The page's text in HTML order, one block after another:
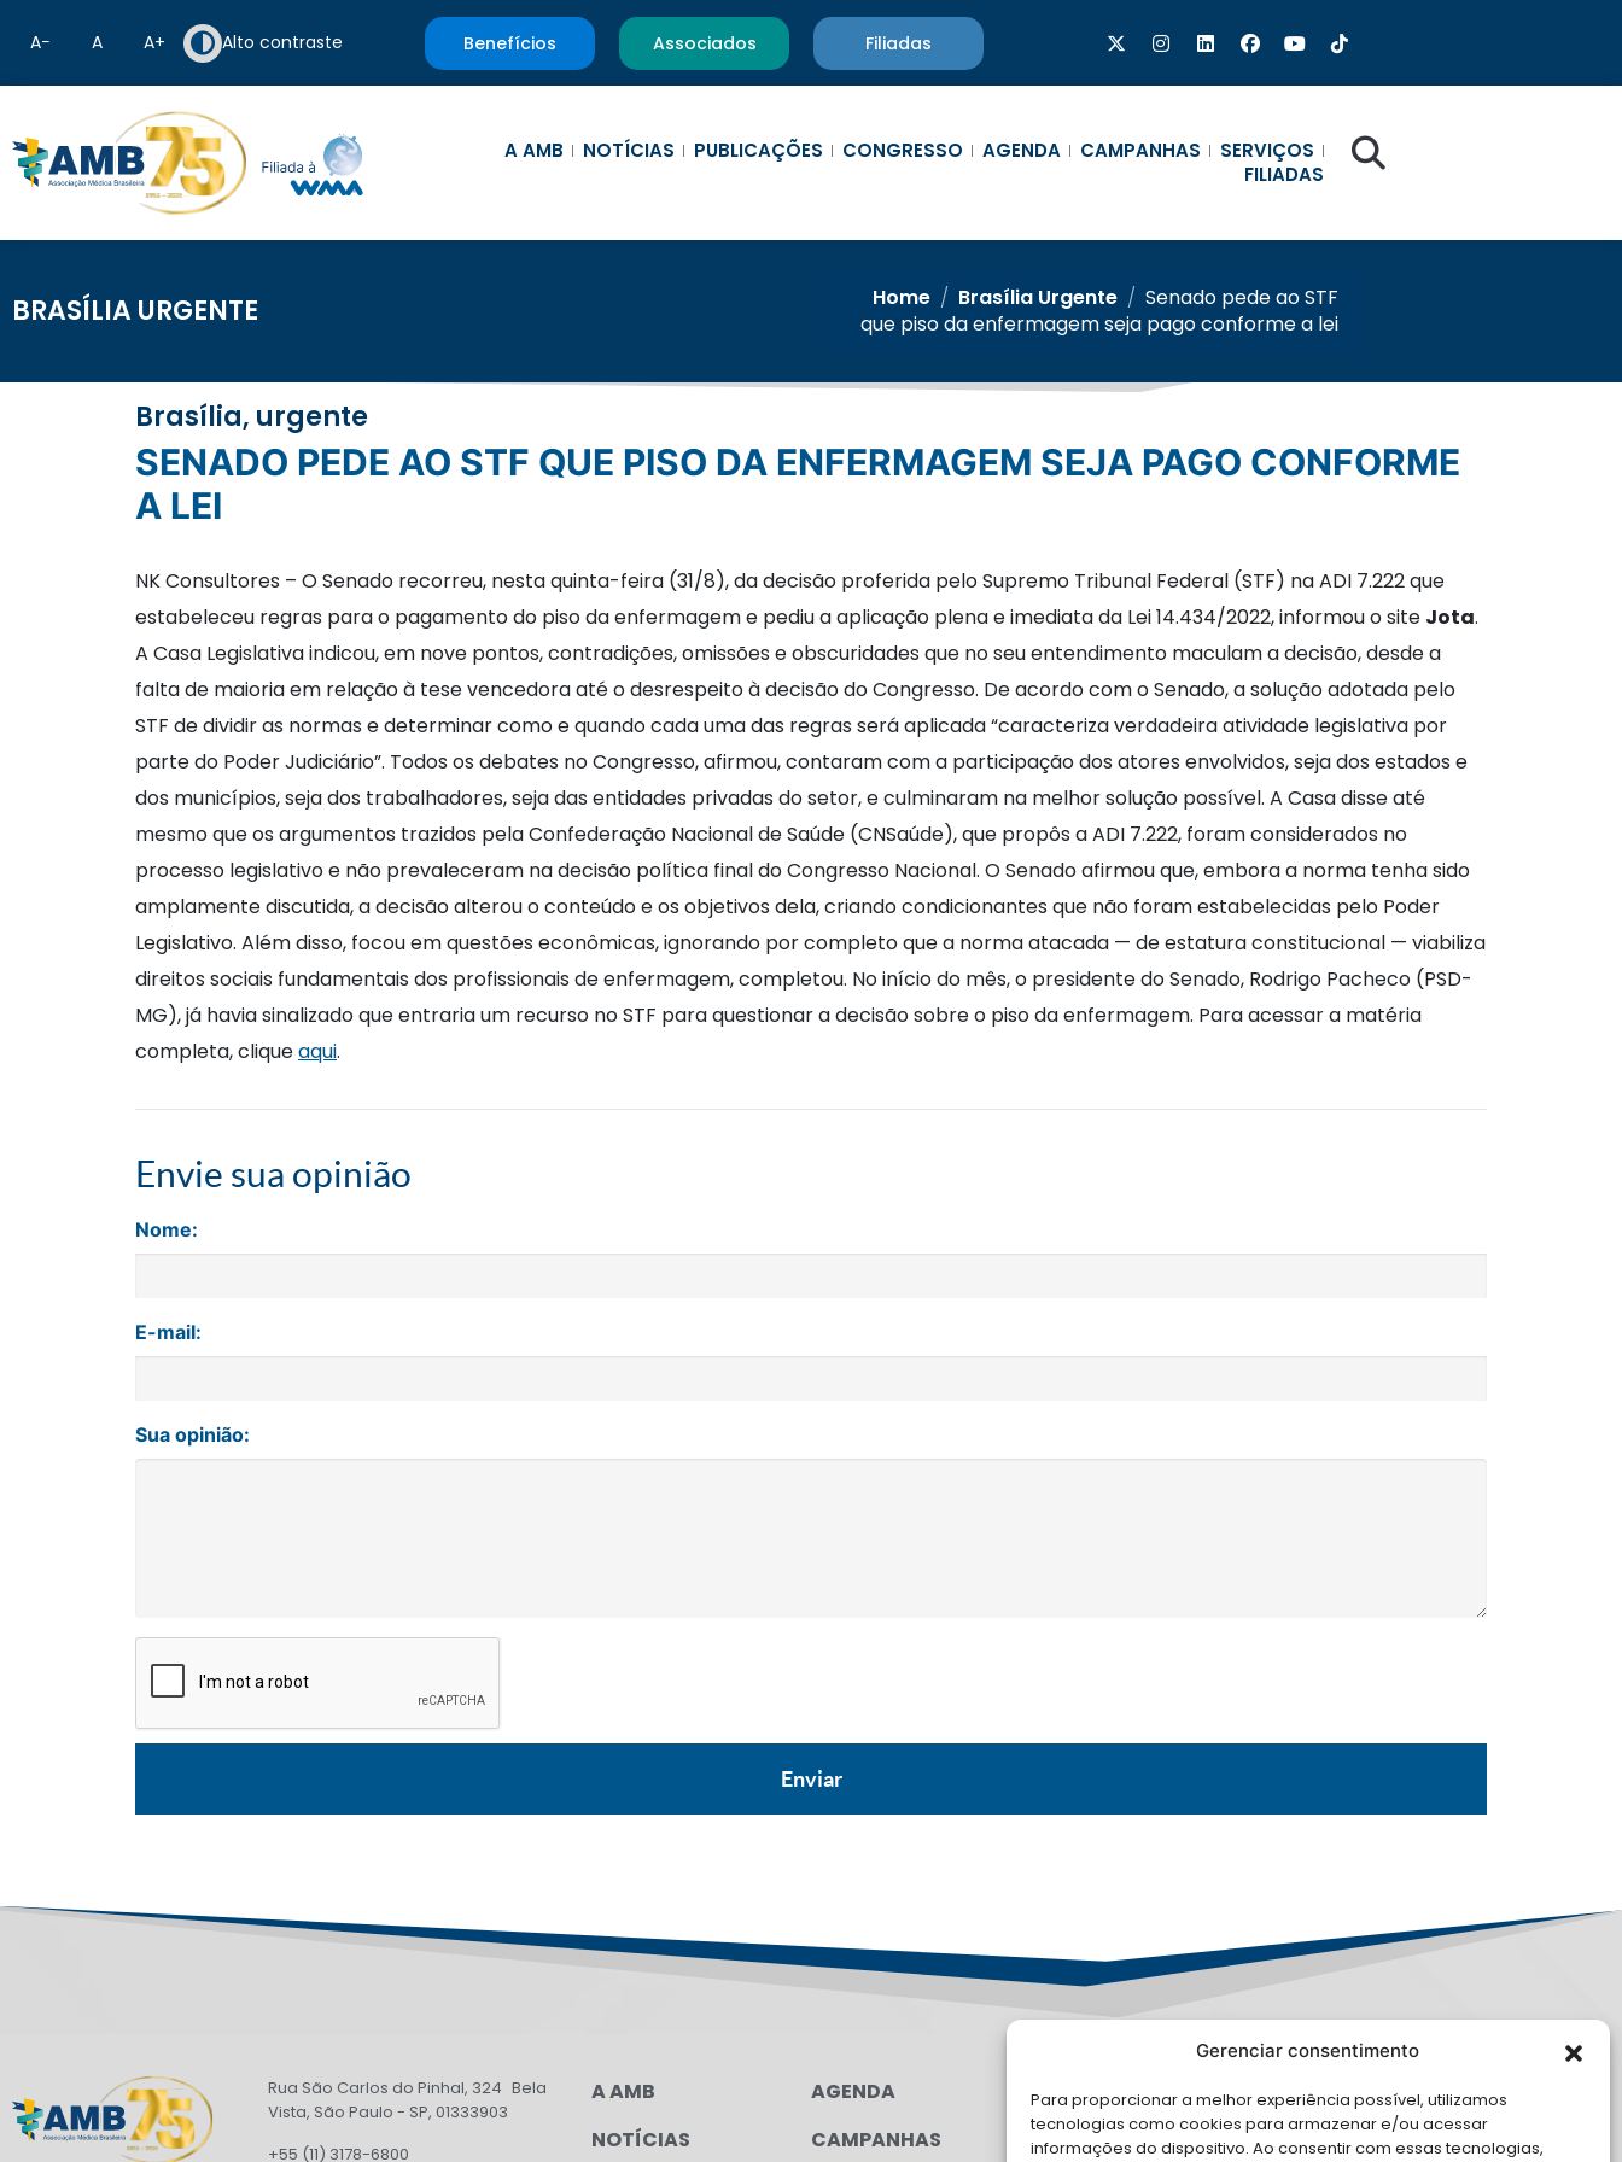
Gerenciar consentimento
Para proporcionar a melhor experiência possível, utilizamos
tecnologias como cookies para armazenar e/ou acessar
informações do dispositivo. Ao consentir com essas tecnologias,
A− A A+ Alto contraste Benefícios Associados Filiadas
A AMB NOTÍCIAS PUBLICAÇÕES CONGRESSO AGENDA CAMPANHAS
SERVIÇOS
FILIADAS
BRASÍLIA URGENTE Home / Brasília Urgente / Senado pede ao STF
que piso da enfermagem seja pago conforme a lei
Brasília, urgente
SENADO PEDE AO STF QUE PISO DA ENFERMAGEM SEJA PAGO CONFORME
A LEI
NK Consultores – O Senado recorreu, nesta quinta-feira (31/8), da decisão proferida pelo Supremo Tribunal Federal (STF) na ADI 7.222 que
estabeleceu regras para o pagamento do piso da enfermagem e pediu a aplicação plena e imediata da Lei 14.434/2022, informou o site Jota.
A Casa Legislativa indicou, em nove pontos, contradições, omissões e obscuridades que no seu entendimento maculam a decisão, desde a
falta de maioria em relação à tese vencedora até o desrespeito à decisão do Congresso. De acordo com o Senado, a solução adotada pelo
STF de dividir as normas e determinar como e quando cada uma das regras será aplicada “caracteriza verdadeira atividade legislativa por
parte do Poder Judiciário”. Todos os debates no Congresso, afirmou, contaram com a participação dos atores envolvidos, seja dos estados e
dos municípios, seja dos trabalhadores, seja das entidades privadas do setor, e culminaram na melhor solução possível. A Casa disse até
mesmo que os argumentos trazidos pela Confederação Nacional de Saúde (CNSaúde), que propôs a ADI 7.222, foram considerados no
processo legislativo e não prevaleceram na decisão política final do Congresso Nacional. O Senado afirmou que, embora a norma tenha sido
amplamente discutida, a decisão alterou o conteúdo e os objetivos dela, criando condicionantes que não foram estabelecidas pelo Poder
Legislativo. Além disso, focou em questões econômicas, ignorando por completo que a norma atacada — de estatura constitucional — viabiliza
direitos sociais fundamentais dos profissionais de enfermagem, completou. No início do mês, o presidente do Senado, Rodrigo Pacheco (PSD-
MG), já havia sinalizado que entraria um recurso no STF para questionar a decisão sobre o piso da enfermagem. Para acessar a matéria
completa, cliqueaqui.
Envie sua opinião
Nome:
E-mail:
Sua opinião:
Rua São Carlos do Pinhal, 324 Bela
Vista, São Paulo - SP, 01333903
+55 (11) 3178-6800
A AMB
NOTÍCIAS
AGENDA
CAMPANHAS
FALE CONOSCO
Solicite Apoio Institucional da AMB